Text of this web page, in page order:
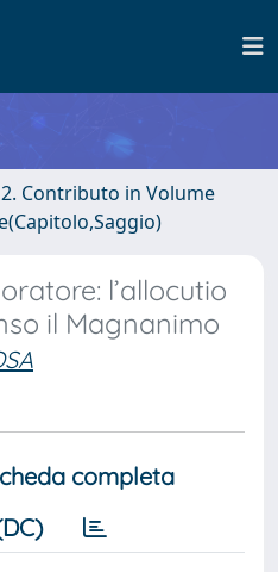
2. Contributo in Volume
l’allocutio
il Magnanimo
completa